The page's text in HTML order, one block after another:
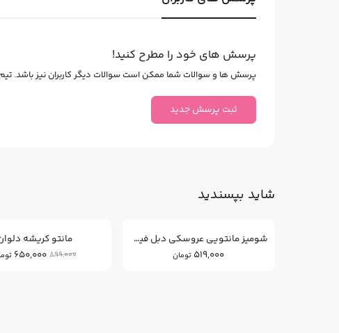
پرسش های خود را مطرح کنید!
پرسش ها و سوالات شما ممکن است سوالات دیگر کاربران نیز باشد.
ثبت پرسش جدید
شاید بپسندید
شومیز مانتویی عروسکی دبل فیس
519,000 تومان
مانتو کریشه
899,000
650,000